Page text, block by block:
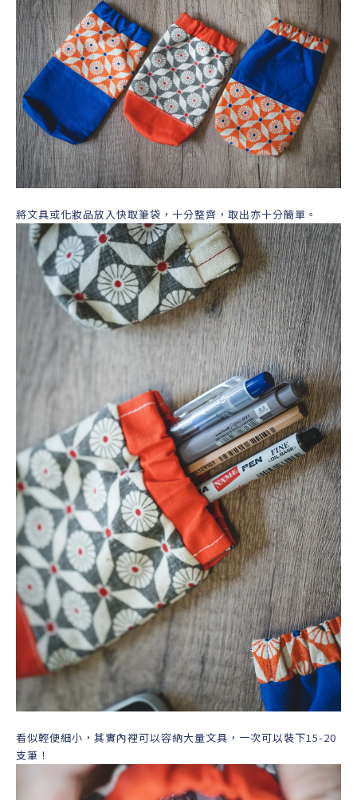
將文具或化妝品放入快取筆袋，十分整齊，取出亦十分簡單。
看似輕便細小，其實內裡可以容納大量文具，一次可以裝下15-20
支筆！